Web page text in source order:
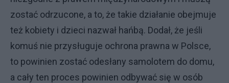
zostać odrzucone, a to, że takie działanie obejmuje
też kobiety i dzieci nazwał hańbą. Dodał, że jeśli
komuś nie przysługuje ochrona prawna w Polsce,
to powinien zostać odesłany samolotem do domu,
a cały ten proces powinien odbywać się w osób